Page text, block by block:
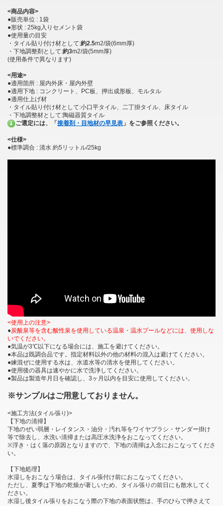
<商品内容>
●販売単位 : 1袋
●形状 : 25kg入りセメント袋
●使用量の目安
・タイル貼り付け材として:約2.5m2/袋(6mm厚)
・下地調整剤として:約3m2/袋(5mm厚)
(使用条件で異なります)
<用途>
●適用箇所 : 屋内外床・屋内外壁
●適用下地 : コンクリート、PC板、押出成形板、モルタル
●適用仕上げ材
・タイル貼り付け材として:小口平タイル、二丁掛タイル、床タイル
・下地調整材として:陶磁器質タイル
ご選定には、「 接着剤・目地材の早見表 」をご参照ください。
<仕様>
●標準調合 : 清水 約5リットル/25kg
<使用上の注意>
●炭酸泉等を含む酸性泉を使用している温泉・温水プールなどには、使用しな
いでください。
●気温が3℃以下になる場合には、施工を避けてください。
●本品は既調合品です。指定材料以外の他の材料の混入は避けてください。
●練混ぜに使用する水は、水道水等の清水を使用してください。
●使用後の器具は速やかに水で洗浄してください。
●製品は製造年月日を確認し、3ヶ月以内を目安に使用してください。
※サンプルはご用意しておりません。
<施工方法(タイル張り)>
【下地の清掃】
下地のぜい弱層・レイタンス・油分・汚れ等をワイヤブラシ・サンダー掛け
等で除去し、水洗い清掃または高圧水洗浄をおこなってください。
※浮き・はく落の原因となりますので、下地の清掃は入念におこなってくださ
い。
【下地処理】
水湿しをおこなう場合は、タイル張付け前におこなってください。
ただし、夏季は下地の乾燥が著しいため、タイル張りの前日にも散水してく
ださい。
水湿し後タイル張りをおこなう際の下地の表面状態は、手のひらで押さえて